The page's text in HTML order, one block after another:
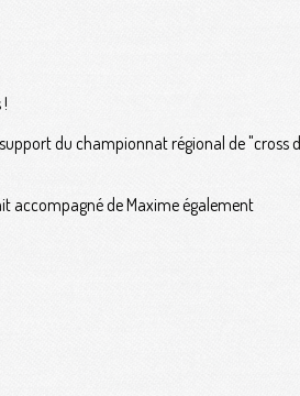
du championnat régional de
accompagné de Maxime également